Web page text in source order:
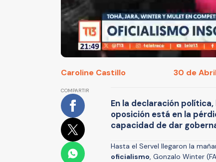
Caroline Castillo 30 de
COMPARTIR
En la declaración
oposición está en la
capacidad de dar
Hasta el Servel llegaron la
oficialismo, Gonzalo Winter